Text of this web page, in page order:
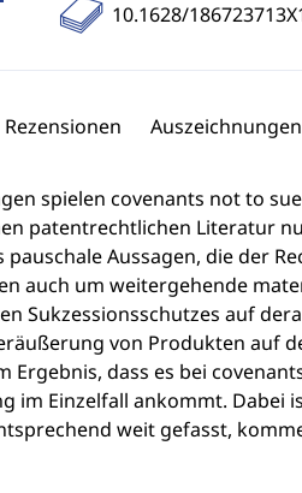
10.1628/
Rezensionen Auszeichnungen
spielen covenants not to
patentrechtlichen Literatur
Aussagen, die der
auch um weitergehende
Sukzessionsschutzes auf
von Produkten auf
Ergebnis, dass es bei
im Einzelfall ankommt. Dabei
weit gefasst,